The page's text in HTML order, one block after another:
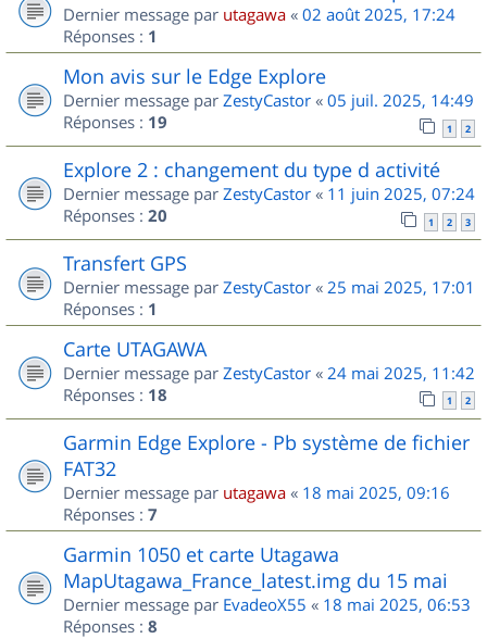
Dernier message par utagawa « 02 août 2025, 17:24
Réponses : 1
Mon avis sur le Edge Explore
Dernier message par ZestyCastor « 05 juil. 2025, 14:49
Réponses : 19 1 2
Explore 2 : changement du type d activité
Dernier message par ZestyCastor « 11 juin 2025, 07:24
Réponses : 20 1 2 3
Transfert GPS
Dernier message par ZestyCastor « 25 mai 2025, 17:01
Réponses : 1
Carte UTAGAWA
Dernier message par ZestyCastor « 24 mai 2025, 11:42
Réponses : 18 1 2
Garmin Edge Explore - Pb système de fichier
FAT32
Dernier message par utagawa « 18 mai 2025, 09:16
Réponses : 7
Garmin 1050 et carte Utagawa
MapUtagawa_France_latest.img du 15 mai
Dernier message par EvadeoX55 « 18 mai 2025, 06:53
Réponses : 8